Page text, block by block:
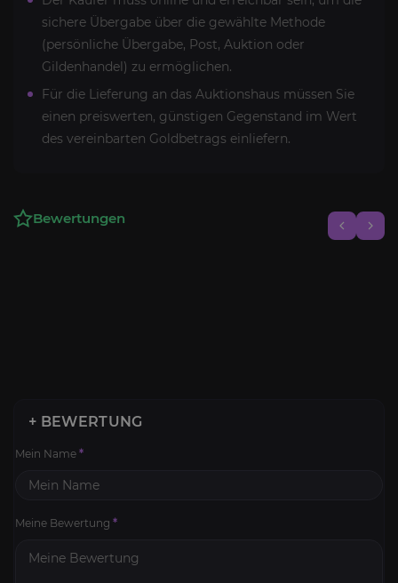
sichere Übergabe über die gewählte Methode
(persönliche Übergabe, Post, Auktion oder
Gildenhandel) zu ermöglichen.
Für die Lieferung an das Auktionshaus müssen Sie
einen preiswerten, günstigen Gegenstand im Wert
des vereinbarten Goldbetrags einliefern.
Bewertungen
+ BEWERTUNG
Mein Name *
Meine Bewertung *